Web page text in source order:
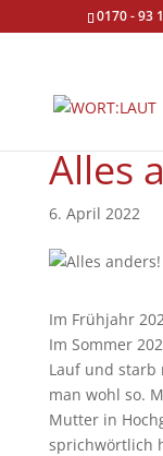
0170 - 93
Alles
6. April 2022
Im Frühjahr
Im Sommer
Lauf und starb
man wohl so.
Mutter in
sprichwörtlich